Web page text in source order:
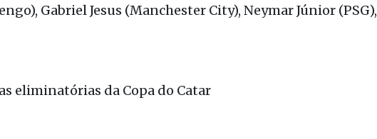
Gabriel Jesus (Manchester City), Neymar Júnior (PSG),
eliminatórias da Copa do Catar